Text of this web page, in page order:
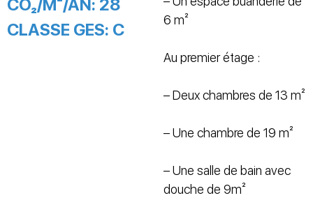
CO₂/M²/AN: 28
CLASSE GES: C
6 m²
Au premier étage :
– Deux chambres de 13 m²
– Une chambre de 19 m²
– Une salle de bain avec
douche de 9m²